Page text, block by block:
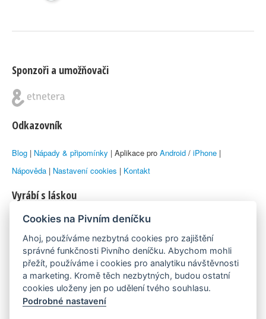
Sponzoři a umožňovači
Odkazovník
Blog | Nápady & připomínky | Aplikace pro Android / iPhone |
Nápověda | Nastavení cookies | Kontakt
Vyrábí s láskou
© 2010–2026 byLukáš Zemanaka Emka
Máme rádi
Pivní.info
Poznámka pod čarou
Cookies na Pivním deníčku
Ahoj, používáme nezbytná cookies pro zajištění
správné funkčnosti Pivního deníčku. Abychom mohli
přežít, používáme i cookies pro analytiku návštěvnosti
a marketing. Kromě těch nezbytných, budou ostatní
cookies uloženy jen po udělení tvého souhlasu.
Podrobné nastavení